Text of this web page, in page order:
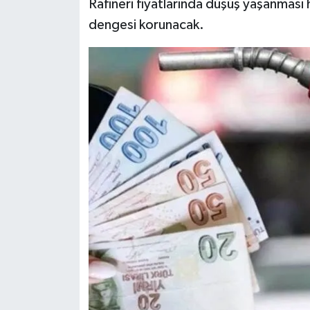
Rafineri fiyatlarında düşüş
dengesi korunacak.